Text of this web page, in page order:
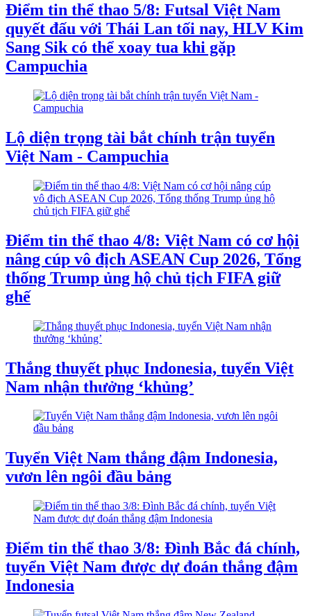
Điểm tin thể thao 5/8: Futsal Việt Nam
quyết đấu với Thái Lan tối nay, HLV Kim
Sang Sik có thể xoay tua khi gặp
Campuchia
Lộ diện trọng tài bắt chính trận tuyển
Việt Nam - Campuchia
Điểm tin thể thao 4/8: Việt Nam có cơ hội
nâng cúp vô địch ASEAN Cup 2026, Tổng
thống Trump ủng hộ chủ tịch FIFA giữ
ghế
Thắng thuyết phục Indonesia, tuyển Việt
Nam nhận thưởng ‘khủng’
Tuyển Việt Nam thắng đậm Indonesia,
vươn lên ngôi đầu bảng
Điểm tin thể thao 3/8: Đình Bắc đá chính,
tuyển Việt Nam được dự đoán thắng đậm
Indonesia